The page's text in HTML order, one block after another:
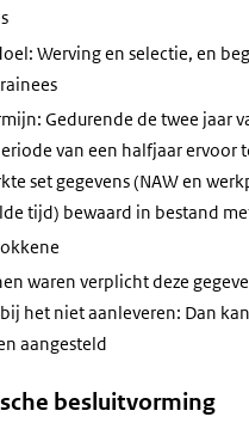
Werving en selectie, en
Gedurende de twee jaar
van een halfjaar ervoor
set gegevens (NAW en
tijd) bewaard in bestand
waren verplicht deze
het niet aanleveren: Dan
aangesteld
besluitvorming